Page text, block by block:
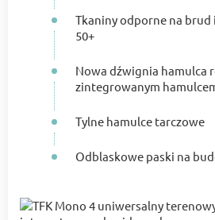
Tkaniny odporne na brud
50+
Nowa dźwignia hamulca
zintegrowanym
Tylne hamulce tarczowe
Odblaskowe paski na